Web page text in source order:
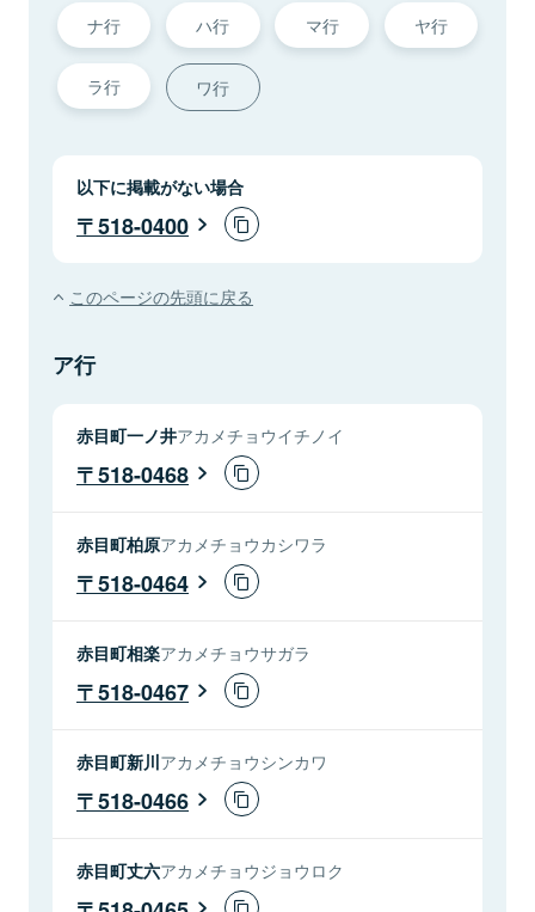
ナ行 ハ行 マ行 ヤ行
ラ行 ワ行
以下に掲載がない場合
518-0400
このページの先頭に戻る
ア行
赤目町一ノ井アカメチョウイチノイ
518-0468
赤目町柏原アカメチョウカシワラ
518-0464
赤目町相楽アカメチョウサガラ
518-0467
赤目町新川アカメチョウシンカワ
518-0466
赤目町丈六アカメチョウジョウロク